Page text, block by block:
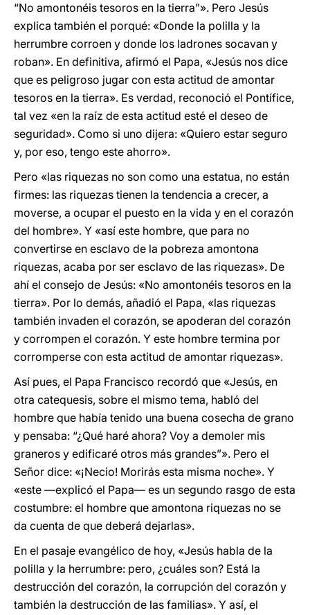
“No amontonéis tesoros en la tierra”». Pero Jesús
explica también el porqué: «Donde la polilla y la
herrumbre corroen y donde los ladrones socavan y
roban». En definitiva, afirmó el Papa, «Jesús nos dice
que es peligroso jugar con esta actitud de amontar
tesoros en la tierra». Es verdad, reconoció el Pontífice,
tal vez «en la raíz de esta actitud esté el deseo de
seguridad». Como si uno dijera: «Quiero estar seguro
y, por eso, tengo este ahorro».
Pero «las riquezas no son como una estatua, no están
firmes: las riquezas tienen la tendencia a crecer, a
moverse, a ocupar el puesto en la vida y en el corazón
del hombre». Y «así este hombre, que para no
convertirse en esclavo de la pobreza amontona
riquezas, acaba por ser esclavo de las riquezas». De
ahí el consejo de Jesús: «No amontonéis tesoros en la
tierra». Por lo demás, añadió el Papa, «las riquezas
también invaden el corazón, se apoderan del corazón
y corrompen el corazón. Y este hombre termina por
corromperse con esta actitud de amontar riquezas».
Así pues, el Papa Francisco recordó que «Jesús, en
otra catequesis, sobre el mismo tema, habló del
hombre que había tenido una buena cosecha de grano
y pensaba: “¿Qué haré ahora? Voy a demoler mis
graneros y edificaré otros más grandes”». Pero el
Señor dice: «¡Necio! Morirás esta misma noche». Y
«este —explicó el Papa— es un segundo rasgo de esta
costumbre: el hombre que amontona riquezas no se
da cuenta de que deberá dejarlas».
En el pasaje evangélico de hoy, «Jesús habla de la
polilla y la herrumbre: pero, ¿cuáles son? Está la
destrucción del corazón, la corrupción del corazón y
también la destrucción de las familias». Y así, el